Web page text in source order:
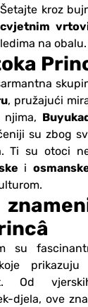
kroz
cvjetnim
na obalu.
, pružajući
su zbog
Ti su otoci
i
su
prikazuju
Od
djela, ove